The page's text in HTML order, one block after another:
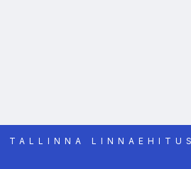
TALLINNA